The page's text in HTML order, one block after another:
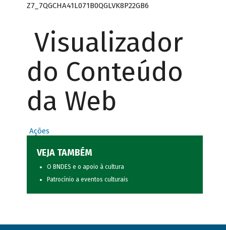
Z7_7QGCHA41L071B0QGLVK8P22GB6
Visualizador
do Conteúdo
da Web
Ações
VEJA TAMBÉM
O BNDES e o apoio à cultura
Patrocínio a eventos culturais